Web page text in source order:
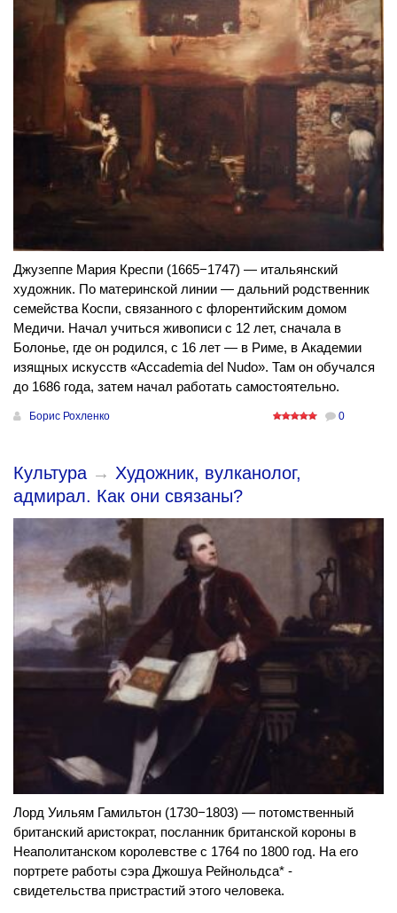
Джузеппе Мария Креспи (1665−1747) — итальянский
художник. По материнской линии — дальний родственник
семейства Коспи, связанного с флорентийским домом
Медичи. Начал учиться живописи с 12 лет, сначала в
Болонье, где он родился, с 16 лет — в Риме, в Академии
изящных искусств «Accademia del Nudo». Там он обучался
до 1686 года, затем начал работать самостоятельно.
Борис Рохленко 0
Культура→ Художник, вулканолог,
адмирал. Как они связаны?
Лорд Уильям Гамильтон (1730−1803) — потомственный
британский аристократ, посланник британской короны в
Неаполитанском королевстве с 1764 по 1800 год. На его
портрете работы сэра Джошуа Рейнольдса* -
свидетельства пристрастий этого человека.